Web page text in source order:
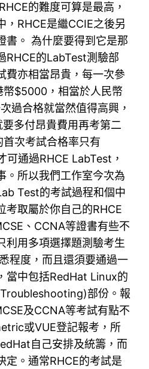
的難度可算是最高，
，RHCE是繼CCIE之後另
書。 為什麼要得到它是那
RHCE的LabTest測驗部
費亦相當昂貴，每一次參
幣$5000，相當於人民幣
過合格就當然值得高興，
多付昂貴費用再考第二
次考試合格率只有
可通過RHCE LabTest，
。所以我們工作室今次為
Test的考試過程和個中
考取屬於你自己的RHCE
、CCNA等證書有些不
利用多項選擇題測驗考生
程度，而且還須要通過一
當中包括RedHat Linux的
部份。報
及CCNA等考試有點不
或VUE登記報考，所
自己安排及統籌，而
定。通常RHCE的考試是